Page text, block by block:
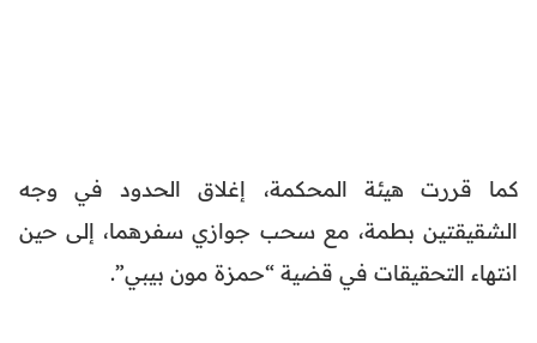
كما قررت هيئة المحكمة، إغلاق الحدود في وجه
الشقيقتين بطمة، مع سحب جوازي سفرهما، إلى حين
انتهاء التحقيقات في قضية “حمزة مون بيبي”.